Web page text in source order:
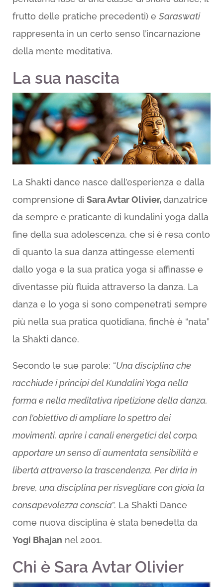
frutto delle pratiche precedenti) e Saraswati
rappresenta in un certo senso l’incarnazione
della mente meditativa.
La sua nascita
La Shakti dance nasce dall’esperienza e dalla
comprensione di Sara Avtar Olivier, danzatrice
da sempre e praticante di kundalini yoga dalla
fine della sua adolescenza, che si è resa conto
di quanto la sua danza attingesse elementi
dallo yoga e la sua pratica yoga si affinasse e
diventasse più fluida attraverso la danza. La
danza e lo yoga si sono compenetrati sempre
più nella sua pratica quotidiana, finchè è “nata”
la Shakti dance.
Secondo le sue parole: “Una disciplina che
racchiude i principi del Kundalini Yoga nella
forma e nella meditativa ripetizione della danza,
con l’obiettivo di ampliare lo spettro dei
movimenti, aprire i canali energetici del corpo,
apportare un senso di aumentata sensibilità e
libertà attraverso la trascendenza. Per dirla in
breve, una disciplina per risvegliare con gioia la
consapevolezza conscia”. La Shakti Dance
come nuova disciplina è stata benedetta da
Yogi Bhajan nel 2001.
Chi è Sara Avtar Olivier